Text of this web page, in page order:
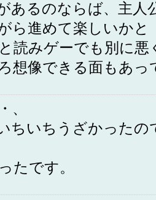
あるのならば、主人
ら進めて楽しいかと
読みゲーでも別に悪
想像できる面もあっ
、
ちいちうざかったの
たです。